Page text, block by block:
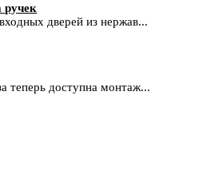
ручек
дверей из нержав...
теперь доступна монтаж...